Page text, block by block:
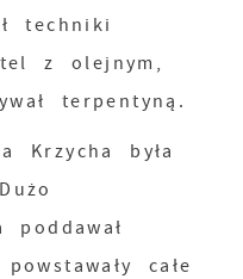
techniki
z olejnym,
terpentyną.
Krzycha była
całe